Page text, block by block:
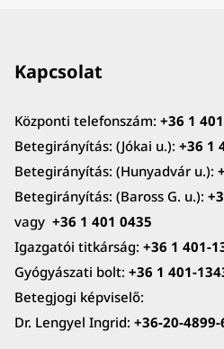
Kapcsolat
Központi telefonszám: +36 1
Betegirányítás: (Jókai u.): +36 1
Betegirányítás: (Hunyadvár u.):
Betegirányítás: (Baross G. u.):
vagy +36 1 401 0435
Igazgatói titkárság: +36 1 401-
Gyógyászati bolt: +36 1 401-
Betegjogi képviselő:
Dr. Lengyel Ingrid: +36-20-4899-